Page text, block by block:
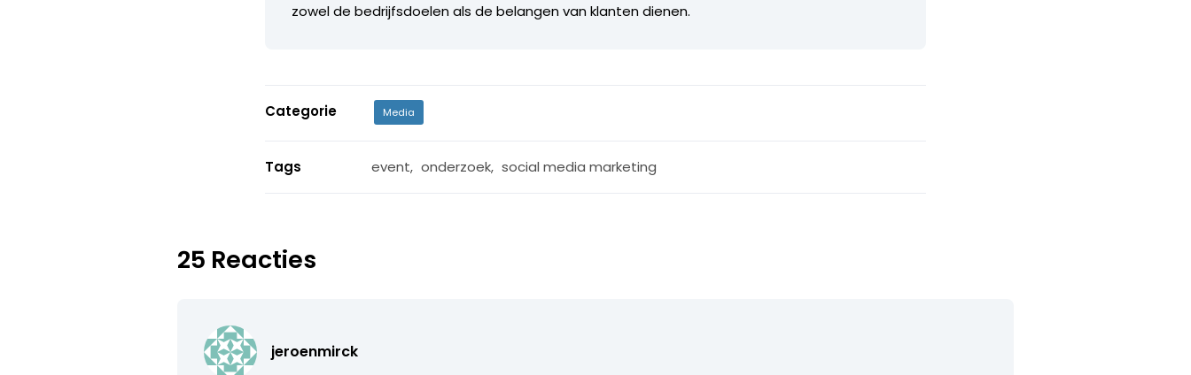
zowel de bedrijfsdoelen als de belangen van klanten dienen.
Categorie Media
Tags event, onderzoek, social media marketing
25 Reacties
jeroenmirck